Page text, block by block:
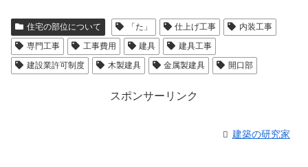
住宅の部位について 「た」 仕上げ工事
内装工事
専門工事
工事費用 建具
建具工事
建設業許可制度
木製建具 金属製建具 開口部
スポンサーリンク
建築の研究家